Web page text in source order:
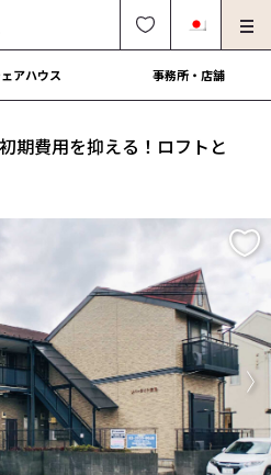
0120-249-900
法人社宅でのご利用
営会社
アハウス 事務所・店舗
期費用を抑える！ロフトと